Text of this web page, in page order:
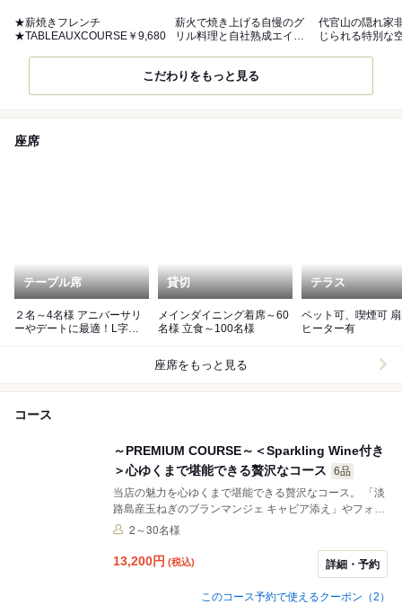
★薪焼きフレンチ
★TABLEAUXCOURSE￥9,680
薪火で焼き上げる自慢のグ
リル料理と自社熟成エイジ
代官山の隠れ家
じられる特別な
こだわりをもっと見る
座席
テーブル席
２名～4名様 アニバーサリ
ーやデートに最適！L字ソ
貸切
メインダイニング着席～60
名様 立食～100名様
テラス
ペット可、喫煙可 扇風機、
ヒーター有
座席をもっと見る
コース
～PREMIUM COURSE～＜Sparkling Wine付き
＞心ゆくまで堪能できる贅沢なコース
6品
当店の魅力を心ゆくまで堪能できる贅沢なコース。 「淡
路島産玉ねぎのブランマンジェ キャビア添え」やフォア
グラ、牡蠣を盛り込んだ豪華な前菜をはじめ、カリッと
れた「ドライエイジングビーフサーロインのグリル」を
別なラインナップは、記念日やご接待などの特別な夜に
華を添えます。ワインペアリングや飲み放題も追加可能
2～30名様
13,200円 (税込) 詳細・予約
このコース予約で使えるクーポン（2）